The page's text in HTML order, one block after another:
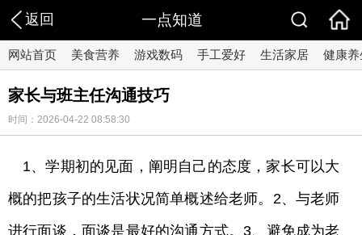
返回 一点知道
网站首页 美食营养 游戏数码 手工爱好 生活家居 健康养
家长与班主任沟通技巧
时间：2026-04-22 08:58:30
1、学期初的见面，阐明自己的态度，家长可以大
概的把孩子的生活状况简单概述给老师。2、与老师
进行面谈，面谈是最好的沟通方式。3、避免成为老